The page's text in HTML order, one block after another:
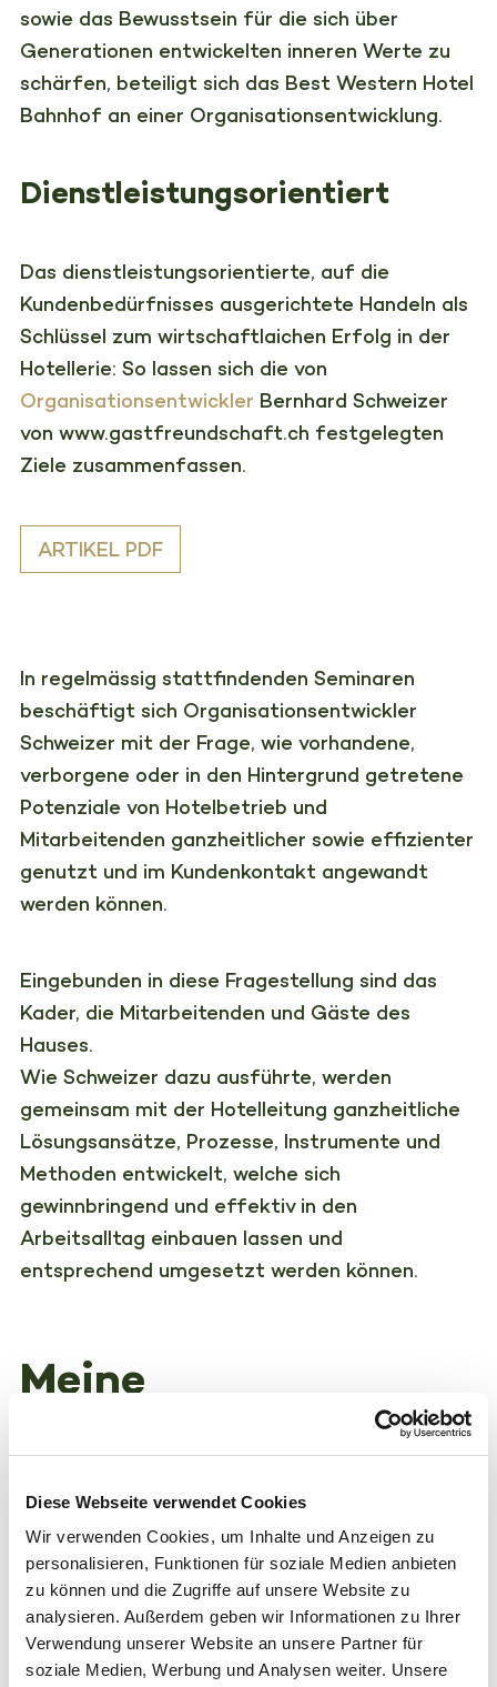
Diese Webseite verwendet Cookies
Wir verwenden Cookies, um Inhalte und Anzeigen zu
personalisieren, Funktionen für soziale Medien anbieten
zu können und die Zugriffe auf unsere Website zu
analysieren. Außerdem geben wir Informationen zu Ihrer
Verwendung unserer Website an unsere Partner für
soziale Medien, Werbung und Analysen weiter. Unsere
sowie das Bewusstsein für die sich über
Generationen entwickelten inneren Werte zu
schärfen, beteiligt sich das Best Western Hotel
Bahnhof an einer Organisationsentwicklung.
Dienstleistungsorientiert
Das dienstleistungsorientierte, auf die
Kundenbedürfnisses ausgerichtete Handeln als
Schlüssel zum wirtschaftlaichen Erfolg in der
Hotellerie: So lassen sich die von
Organisationsentwickler Bernhard Schweizer
von www.gastfreundschaft.ch festgelegten
Ziele zusammenfassen.
ARTIKEL PDF
In regelmässig stattfindenden Seminaren
beschäftigt sich Organisationsentwickler
Schweizer mit der Frage, wie vorhandene,
verborgene oder in den Hintergrund getretene
Potenziale von Hotelbetrieb und
Mitarbeitenden ganzheitlicher sowie effizienter
genutzt und im Kundenkontakt angewandt
werden können.
Eingebunden in diese Fragestellung sind das
Kader, die Mitarbeitenden und Gäste des
Hauses.
Wie Schweizer dazu ausführte, werden
gemeinsam mit der Hotelleitung ganzheitliche
Lösungsansätze, Prozesse, Instrumente und
Methoden entwickelt, welche sich
gewinnbringend und effektiv in den
Arbeitsalltag einbauen lassen und
entsprechend umgesetzt werden können.
Meine
Leistungsbereiche
Organisationsentwicklung
finden Sie ebenfalls
in meinen Leistungsbereichen.
MEHR ERFAHREN